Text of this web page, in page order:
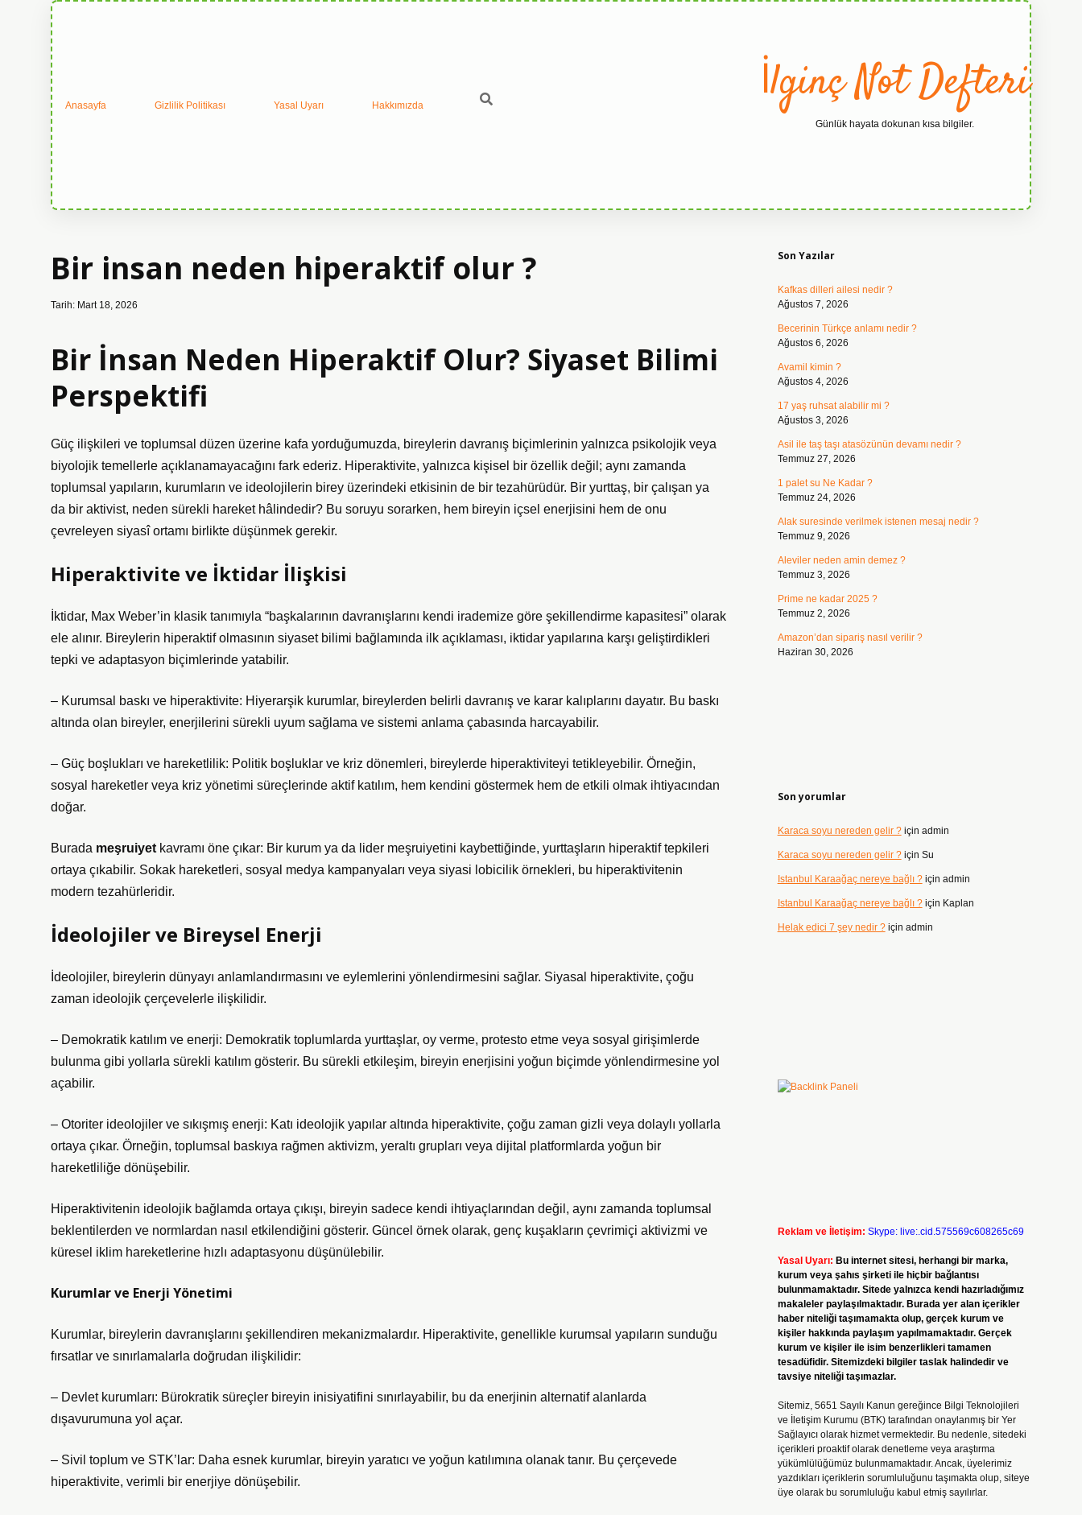
Anasayfa Gizlilik Politikası Yasal Uyarı Hakkımızda İlginç Not Defteri
Günlük hayata dokunan kısa bilgiler.
Bir insan neden hiperaktif olur ?
Tarih: Mart 18, 2026
Bir İnsan Neden Hiperaktif Olur? Siyaset Bilimi
Perspektifi
Güç ilişkileri ve toplumsal düzen üzerine kafa yorduğumuzda, bireylerin davranış biçimlerinin yalnızca psikolojik veya
biyolojik temellerle açıklanamayacağını fark ederiz. Hiperaktivite, yalnızca kişisel bir özellik değil; aynı zamanda
toplumsal yapıların, kurumların ve ideolojilerin birey üzerindeki etkisinin de bir tezahürüdür. Bir yurttaş, bir çalışan ya
da bir aktivist, neden sürekli hareket hâlindedir? Bu soruyu sorarken, hem bireyin içsel enerjisini hem de onu
çevreleyen siyasî ortamı birlikte düşünmek gerekir.
Hiperaktivite ve İktidar İlişkisi
İktidar, Max Weber’in klasik tanımıyla “başkalarının davranışlarını kendi irademize göre şekillendirme kapasitesi” olarak
ele alınır. Bireylerin hiperaktif olmasının siyaset bilimi bağlamında ilk açıklaması, iktidar yapılarına karşı geliştirdikleri
tepki ve adaptasyon biçimlerinde yatabilir.
– Kurumsal baskı ve hiperaktivite: Hiyerarşik kurumlar, bireylerden belirli davranış ve karar kalıplarını dayatır. Bu baskı
altında olan bireyler, enerjilerini sürekli uyum sağlama ve sistemi anlama çabasında harcayabilir.
– Güç boşlukları ve hareketlilik: Politik boşluklar ve kriz dönemleri, bireylerde hiperaktiviteyi tetikleyebilir. Örneğin,
sosyal hareketler veya kriz yönetimi süreçlerinde aktif katılım, hem kendini göstermek hem de etkili olmak ihtiyacından
doğar.
Burada meşruiyet kavramı öne çıkar: Bir kurum ya da lider meşruiyetini kaybettiğinde, yurttaşların hiperaktif tepkileri
ortaya çıkabilir. Sokak hareketleri, sosyal medya kampanyaları veya siyasi lobicilik örnekleri, bu hiperaktivitenin
modern tezahürleridir.
İdeolojiler ve Bireysel Enerji
İdeolojiler, bireylerin dünyayı anlamlandırmasını ve eylemlerini yönlendirmesini sağlar. Siyasal hiperaktivite, çoğu
zaman ideolojik çerçevelerle ilişkilidir.
– Demokratik katılım ve enerji: Demokratik toplumlarda yurttaşlar, oy verme, protesto etme veya sosyal girişimlerde
bulunma gibi yollarla sürekli katılım gösterir. Bu sürekli etkileşim, bireyin enerjisini yoğun biçimde yönlendirmesine yol
açabilir.
– Otoriter ideolojiler ve sıkışmış enerji: Katı ideolojik yapılar altında hiperaktivite, çoğu zaman gizli veya dolaylı yollarla
ortaya çıkar. Örneğin, toplumsal baskıya rağmen aktivizm, yeraltı grupları veya dijital platformlarda yoğun bir
hareketliliğe dönüşebilir.
Hiperaktivitenin ideolojik bağlamda ortaya çıkışı, bireyin sadece kendi ihtiyaçlarından değil, aynı zamanda toplumsal
beklentilerden ve normlardan nasıl etkilendiğini gösterir. Güncel örnek olarak, genç kuşakların çevrimiçi aktivizmi ve
küresel iklim hareketlerine hızlı adaptasyonu düşünülebilir.
Kurumlar ve Enerji Yönetimi
Kurumlar, bireylerin davranışlarını şekillendiren mekanizmalardır. Hiperaktivite, genellikle kurumsal yapıların sunduğu
fırsatlar ve sınırlamalarla doğrudan ilişkilidir:
– Devlet kurumları: Bürokratik süreçler bireyin inisiyatifini sınırlayabilir, bu da enerjinin alternatif alanlarda
dışavurumuna yol açar.
– Sivil toplum ve STK’lar: Daha esnek kurumlar, bireyin yaratıcı ve yoğun katılımına olanak tanır. Bu çerçevede
hiperaktivite, verimli bir enerjiye dönüşebilir.
Son Yazılar
Kafkas dilleri ailesi nedir ?
Ağustos 7, 2026
Becerinin Türkçe anlamı nedir ?
Ağustos 6, 2026
Avamil kimin ?
Ağustos 4, 2026
17 yaş ruhsat alabilir mi ?
Ağustos 3, 2026
Asil ile taş taşı atasözünün devamı nedir ?
Temmuz 27, 2026
1 palet su Ne Kadar ?
Temmuz 24, 2026
Alak suresinde verilmek istenen mesaj nedir ?
Temmuz 9, 2026
Aleviler neden amin demez ?
Temmuz 3, 2026
Prime ne kadar 2025 ?
Temmuz 2, 2026
Amazon’dan sipariş nasıl verilir ?
Haziran 30, 2026
Son yorumlar
Karaca soyu nereden gelir ?için admin
Karaca soyu nereden gelir ?için Su
Istanbul Karaağaç nereye bağlı ?için admin
Istanbul Karaağaç nereye bağlı ?için Kaplan
Helak edici 7 şey nedir ?için admin
Reklam ve İletişim: Skype: live:.cid.575569c608265c69
Yasal Uyarı: Bu internet sitesi, herhangi bir marka,
kurum veya şahıs şirketi ile hiçbir bağlantısı
bulunmamaktadır. Sitede yalnızca kendi hazırladığımız
makaleler paylaşılmaktadır. Burada yer alan içerikler
haber niteliği taşımamakta olup, gerçek kurum ve
kişiler hakkında paylaşım yapılmamaktadır. Gerçek
kurum ve kişiler ile isim benzerlikleri tamamen
tesadüfidir. Sitemizdeki bilgiler taslak halindedir ve
tavsiye niteliği taşımazlar.
Sitemiz, 5651 Sayılı Kanun gereğince Bilgi Teknolojileri
ve İletişim Kurumu (BTK) tarafından onaylanmış bir Yer
Sağlayıcı olarak hizmet vermektedir. Bu nedenle, sitedeki
içerikleri proaktif olarak denetleme veya araştırma
yükümlülüğümüz bulunmamaktadır. Ancak, üyelerimiz
yazdıkları içeriklerin sorumluluğunu taşımakta olup, siteye
üye olarak bu sorumluluğu kabul etmiş sayılırlar.